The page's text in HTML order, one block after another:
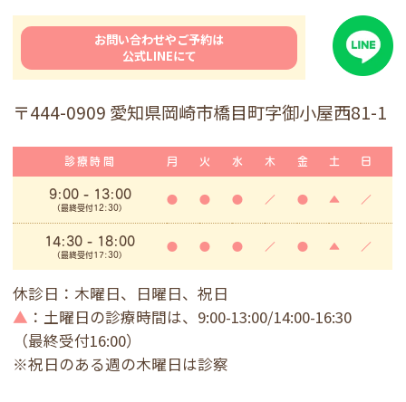
お問い合わせやご予約は
公式LINEにて
〒444-0909 愛知県岡崎市橋目町字御小屋西81-1
診療時間 月 火 水 木 金 土 日
9:00- 13:00
(最終受付12:30)
● ● ● ／ ● ▲ ／
14:30 - 18:00
(最終受付17:30)
● ● ● ／ ● ▲ ／
休診日：木曜日、日曜日、祝日
▲ ：土曜日の診療時間は、9:00-13:00/14:00-16:30
（最終受付16:00）
※祝日のある週の木曜日は診察